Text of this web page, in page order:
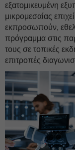
εξατομικευμένη
μικρομεσαίας
εκπροσωπούν,
πρόγραμμα στις
τους σε τοπικές
επιτροπές